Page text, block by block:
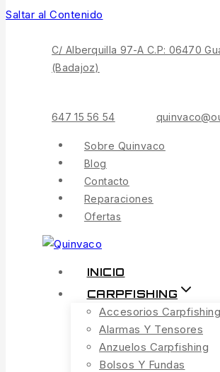
Saltar al Contenido
C/ Alberquilla 97-A C.P: 06470
(Badajoz)
647 15 56 54
Sobre Quinvaco
Blog
Contacto
Reparaciones
Ofertas
INICIO
CARPFISHING
Accesorios Carpfishing
Alarmas Y Tensores
Anzuelos Carpfishing
Bolsos Y Fundas